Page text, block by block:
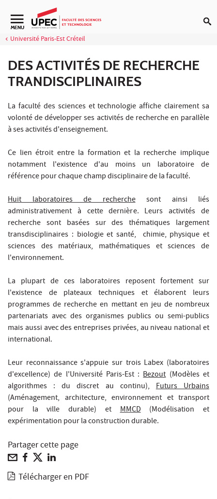
Aller au contenu
Navigation secondaire
MENU
Université Paris-Est Créteil
DES ACTIVITÉS DE RECHERCHE
TRANDISCIPLINAIRES
La faculté des sciences et technologie affiche clairement sa
volonté de développer ses activités de recherche en parallèle
à ses activités d'enseignement.
Ce lien étroit entre la formation et la recherche implique
notamment l'existence d'au moins un laboratoire de
référence pour chaque champ disciplinaire de la faculté.
Huit laboratoires de recherchesont ainsi liés
administrativement à cette dernière. Leurs activités de
recherche sont basées sur des thématiques largement
transdisciplinaires : biologie et santé, chimie, physique et
sciences des matériaux, mathématiques et sciences de
l'environnement.
La plupart de ces laboratoires reposent fortement sur
l'existence de plateaux techniques et élaborent leurs
programmes de recherche en mettant en jeu de nombreux
partenariats avec des organismes publics ou semi-publics
mais aussi avec des entreprises privées, au niveau national et
international.
Leur reconnaissance s'appuie sur trois Labex (laboratoires
d'excellence) de l'Université Paris-Est :Bezout(Modèles et
algorithmes : du discret au continu),Futurs Urbains
(Aménagement, architecture, environnement et transport
pour la ville durable) etMMCD(Modélisation et
expérimentation pour la construction durable.
Partager cette page
Télécharger en PDF